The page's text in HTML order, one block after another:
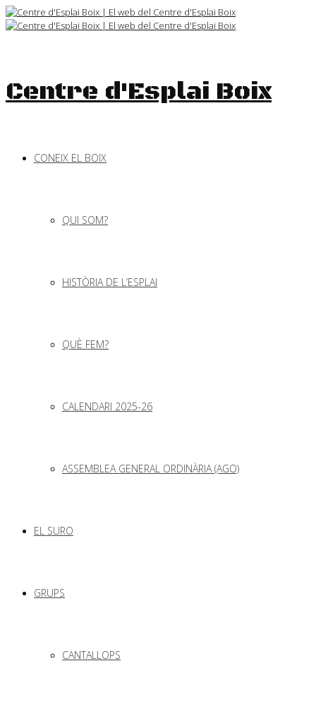
Skip
to
Centre d'Esplai Boix
CONEIX EL BOIX
QUI SOM?
HISTÒRIA DE L’ESPLAI
QUÈ FEM?
CALENDARI 2025-26
ASSEMBLEA GENERAL ORDINÀRIA (AGO)
EL SURO
GRUPS
CANTALLOPS